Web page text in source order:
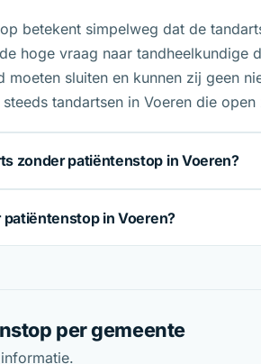
betekent simpelweg dat de
hoge vraag naar tandheelkundige
moeten sluiten en kunnen zij geen
tandartsen in Voeren die
zonder patiëntenstop in Voeren?
in Voeren?
per gemeente